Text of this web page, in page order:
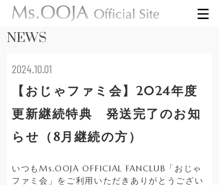
NEWS
2024.10.01
【おじゃファミ会】2024年度
更新継続特典 発送完了のお知
らせ（8月継続の方）
いつもMs.OOJA OFFICIAL FANCLUB「おじゃ
ファミ会」をご利用いただきありがとうござい